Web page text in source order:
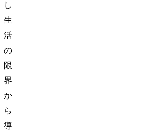
し
生
活
の
限
界
か
ら
導